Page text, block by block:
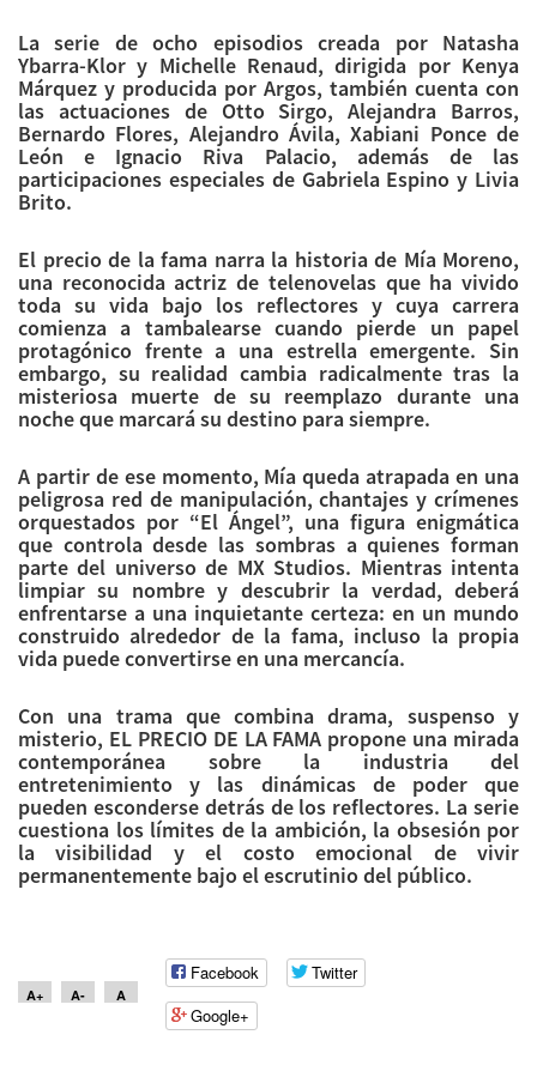
La serie de ocho episodios creada por Natasha
Ybarra-Klor y Michelle Renaud, dirigida por Kenya
Márquez y producida por Argos, también cuenta con
las actuaciones de Otto Sirgo, Alejandra Barros,
Bernardo Flores, Alejandro Ávila, Xabiani Ponce de
León e Ignacio Riva Palacio, además de las
participaciones especiales de Gabriela Espino y Livia
Brito.
El precio de la fama narra la historia de Mía Moreno,
una reconocida actriz de telenovelas que ha vivido
toda su vida bajo los reflectores y cuya carrera
comienza a tambalearse cuando pierde un papel
protagónico frente a una estrella emergente. Sin
embargo, su realidad cambia radicalmente tras la
misteriosa muerte de su reemplazo durante una
noche que marcará su destino para siempre.
A partir de ese momento, Mía queda atrapada en una
peligrosa red de manipulación, chantajes y crímenes
orquestados por “El Ángel”, una figura enigmática
que controla desde las sombras a quienes forman
parte del universo de MX Studios. Mientras intenta
limpiar su nombre y descubrir la verdad, deberá
enfrentarse a una inquietante certeza: en un mundo
construido alrededor de la fama, incluso la propia
vida puede convertirse en una mercancía.
Con una trama que combina drama, suspenso y
misterio, EL PRECIODE LA FAMA propone una mirada
contemporánea sobre la industria del
entretenimiento y las dinámicas de poder que
pueden esconderse detrás de los reflectores. La serie
cuestiona los límites de la ambición, la obsesión por
la visibilidad yel costo emocional de vivir
permanentemente bajo elescrutinio del público.
A+ A- A
Facebook
Twitter
Google+